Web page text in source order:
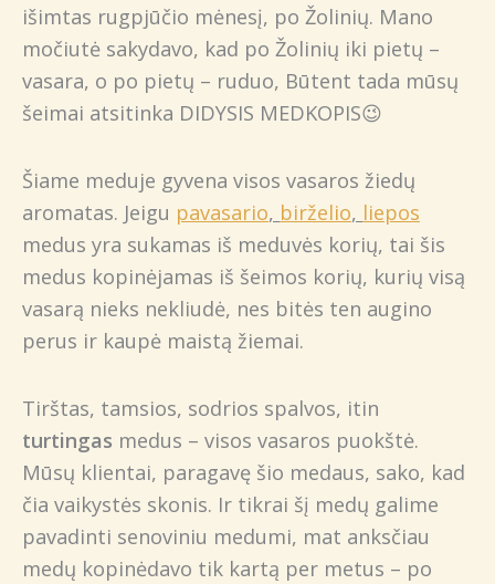
išimtas rugpjūčio mėnesį, po Žolinių. Mano
močiutė sakydavo, kad po Žolinių iki pietų –
vasara, o po pietų – ruduo, Būtent tada mūsų
šeimai atsitinka DIDYSIS MEDKOPIS😉
Šiame meduje gyvena visos vasaros žiedų
aromatas. Jeigu pavasario, birželio, liepos
medus yra sukamas iš meduvės korių, tai šis
medus kopinėjamas iš šeimos korių, kurių visą
vasarą nieks nekliudė, nes bitės ten augino
perus ir kaupė maistą žiemai.
Tirštas, tamsios, sodrios spalvos, itin
turtingas medus – visos vasaros puokštė.
Mūsų klientai, paragavę šio medaus, sako, kad
čia vaikystės skonis. Ir tikrai šį medų galime
pavadinti senoviniu medumi, mat anksčiau
medų kopinėdavo tik kartą per metus – po